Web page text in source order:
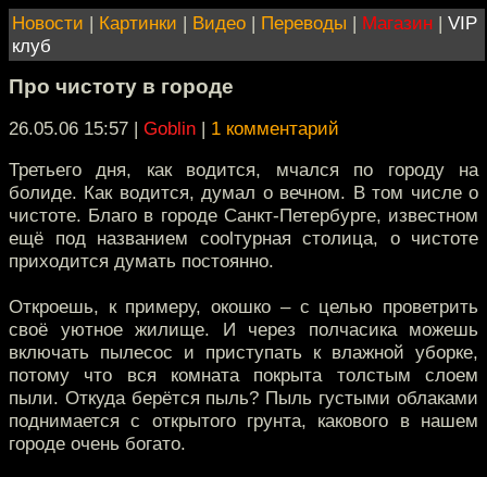
Новости | Картинки | Видео | Переводы | Магазин | VIP
клуб
Про чистоту в городе
26.05.06 15:57 | Goblin | 1 комментарий
Третьего дня, как водится, мчался по городу на
болиде. Как водится, думал о вечном. В том числе о
чистоте. Благо в городе Санкт-Петербурге, известном
ещё под названием coolтурная столица, о чистоте
приходится думать постоянно.
Откроешь, к примеру, окошко – с целью проветрить
своё уютное жилище. И через полчасика можешь
включать пылесос и приступать к влажной уборке,
потому что вся комната покрыта толстым слоем
пыли. Откуда берётся пыль? Пыль густыми облаками
поднимается с открытого грунта, какового в нашем
городе очень богато.